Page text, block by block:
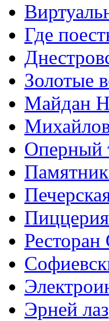
Где
Золотые
Майдан
Оперный
Эрней лаз